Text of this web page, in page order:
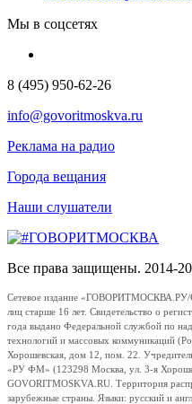
Мы в соцсетях
8 (495) 950-62-26
info@govoritmoskva.ru
Реклама на радио
Города вещания
Наши слушатели
Все права защищены. 2014-
Сетевое издание «ГОВОРИТМОСКВА.РУ/
лиц старше 16 лет. Свидетельство о
года выдано Федеральной службой по
технологий и массовых коммуникаций
Хорошевская, дом 12, пом. 22.
«РУ ФМ» (123298 Москва, ул. 3-я
GOVORITMOSKVA.RU. Территория
зарубежные страны. Языки: русский и